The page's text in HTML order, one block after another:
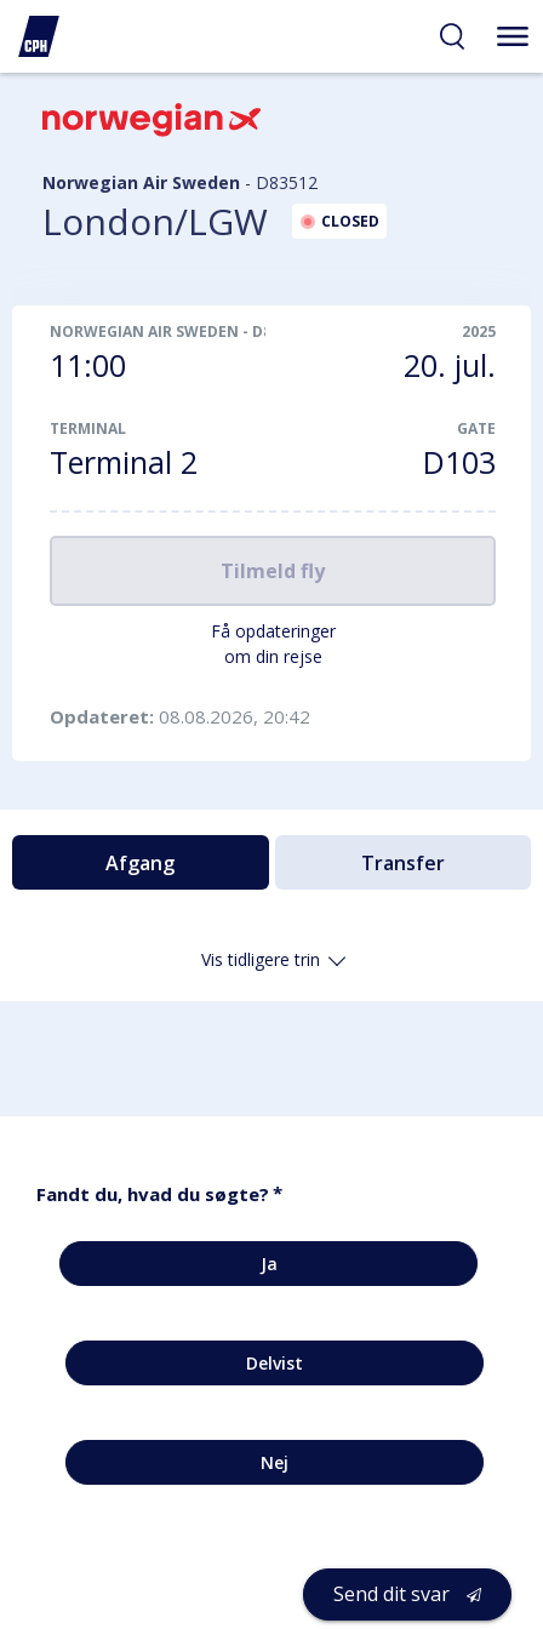
Norwegian Air Sweden - D83512
London/LGW CLOSED
NORWEGIAN AIR SWEDEN - D83512
11:00
2025
20. jul.
TERMINAL
Terminal 2
GATE
D103
Tilmeld fly
Få opdateringer
om din rejse
Opdateret: 08.08.2026, 20:42
Afgang Transfer
Vis tidligere trin
Fandt du, hvad du søgte? *
Ja
Delvist
Nej
Send dit svar